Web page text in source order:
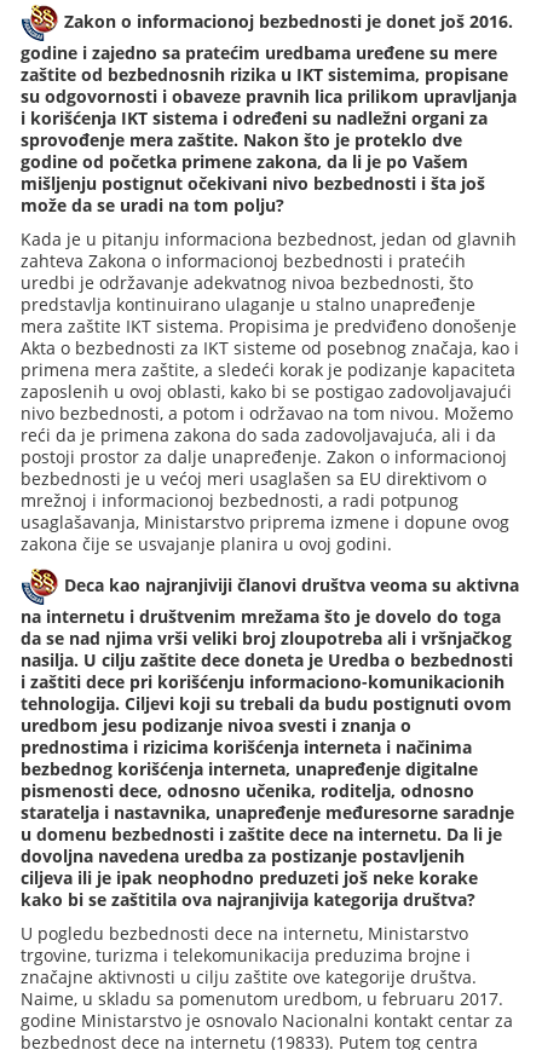
Zakon o informacionoj bezbednosti je donet još 2016.
godine i zajedno sa pratećim uredbama uređene su mere
zaštite od bezbednosnih rizika u IKT sistemima, propisane
su odgovornosti i obaveze pravnih lica prilikom upravljanja
i korišćenja IKT sistema i određeni su nadležni organi za
sprovođenje mera zaštite. Nakon što je proteklo dve
godine od početka primene zakona, da li je po Vašem
mišljenju postignut očekivani nivo bezbednosti i šta još
može da se uradi na tom polju?
Kada je u pitanju informaciona bezbednost, jedan od glavnih
zahteva Zakona o informacionoj bezbednosti i pratećih
uredbi je održavanje adekvatnog nivoa bezbednosti, što
predstavlja kontinuirano ulaganje u stalno unapređenje
mera zaštite IKT sistema. Propisima je predviđeno donošenje
Akta o bezbednosti za IKT sisteme od posebnog značaja, kao i
primena mera zaštite, a sledeći korak je podizanje kapaciteta
zaposlenih u ovoj oblasti, kako bi se postigao zadovoljavajući
nivo bezbednosti, a potom i održavao na tom nivou. Možemo
reći da je primena zakona do sada zadovoljavajuća, ali i da
postoji prostor za dalje unapređenje. Zakon o informacionoj
bezbednosti je u većoj meri usaglašen sa EU direktivom o
mrežnoj i informacionoj bezbednosti, a radi potpunog
usaglašavanja, Ministarstvo priprema izmene i dopune ovog
zakona čije se usvajanje planira u ovoj godini.
Deca kao najranjiviji članovi društva veoma su aktivna
na internetu i društvenim mrežama što je dovelo do toga
da se nad njima vrši veliki broj zloupotreba ali i vršnjačkog
nasilja. U cilju zaštite dece doneta je Uredba o bezbednosti
i zaštiti dece pri korišćenju informaciono-komunikacionih
tehnologija. Ciljevi koji su trebali da budu postignuti ovom
uredbom jesu podizanje nivoa svesti i znanja o
prednostima i rizicima korišćenja interneta i načinima
bezbednog korišćenja interneta, unapređenje digitalne
pismenosti dece, odnosno učenika, roditelja, odnosno
staratelja i nastavnika, unapređenje međuresorne saradnje
u domenu bezbednosti i zaštite dece na internetu. Da li je
dovoljna navedena uredba za postizanje postavljenih
ciljeva ili je ipak neophodno preduzeti još neke korake
kako bi se zaštitila ova najranjivija kategorija društva?
U pogledu bezbednosti dece na internetu, Ministarstvo
trgovine, turizma i telekomunikacija preduzima brojne i
značajne aktivnosti u cilju zaštite ove kategorije društva.
Naime, u skladu sa pomenutom uredbom, u februaru 2017.
godine Ministarstvo je osnovalo Nacionalni kontakt centar za
bezbednost dece na internetu (19833). Putem tog centra